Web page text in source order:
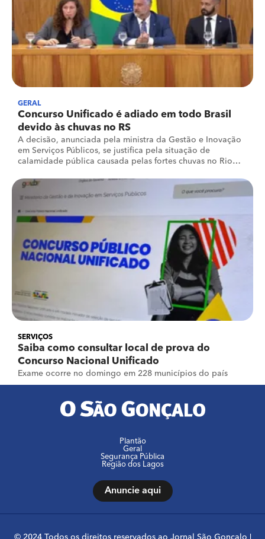
GERAL
Concurso Unificado é adiado em todo Brasil
devido às chuvas no RS
A decisão, anunciada pela ministra da Gestão e Inovação
em Serviços Públicos, se justifica pela situação de
calamidade pública causada pelas fortes chuvas no Rio
SERVIÇOS
Saiba como consultar local de prova do
Concurso Nacional Unificado
Exame ocorre no domingo em 228 municípios do país
Plantão
Geral
Segurança Pública
Região dos Lagos
Anuncie aqui
© 2024 Todos os direitos reservados ao Jornal São Gonçalo |